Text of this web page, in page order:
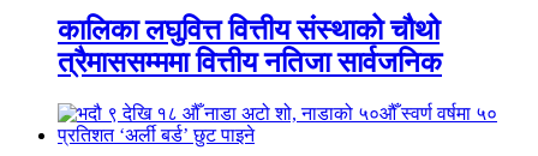
कालिका लघुवित्त वित्तीय संस्थाको चौथो
त्रैमाससम्ममा वित्तीय नतिजा सार्वजनिक